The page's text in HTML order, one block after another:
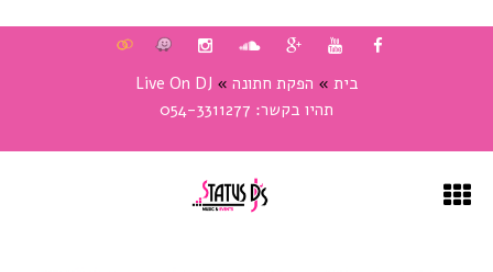
בית » הפקת חתונה »
Live On DJ
תהיו בקשר: 054-3311277